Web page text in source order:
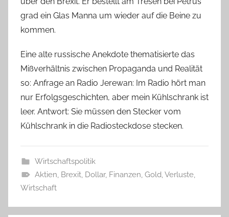
grad ein Glas Manna um wieder auf die Beine zu
kommen.
Eine alte russische Anekdote thematisierte das
Mißverhältnis zwischen Propaganda und Realität
so: Anfrage an Radio Jerewan: Im Radio hört man
nur Erfolgsgeschichten, aber mein Kühlschrank ist
leer. Antwort: Sie müssen den Stecker vom
Kühlschrank in die Radiosteckdose stecken.
Wirtschaftspolitik
Aktien, Brexit, Dollar, Finanzen, Gold,Verluste,
Wirtschaft